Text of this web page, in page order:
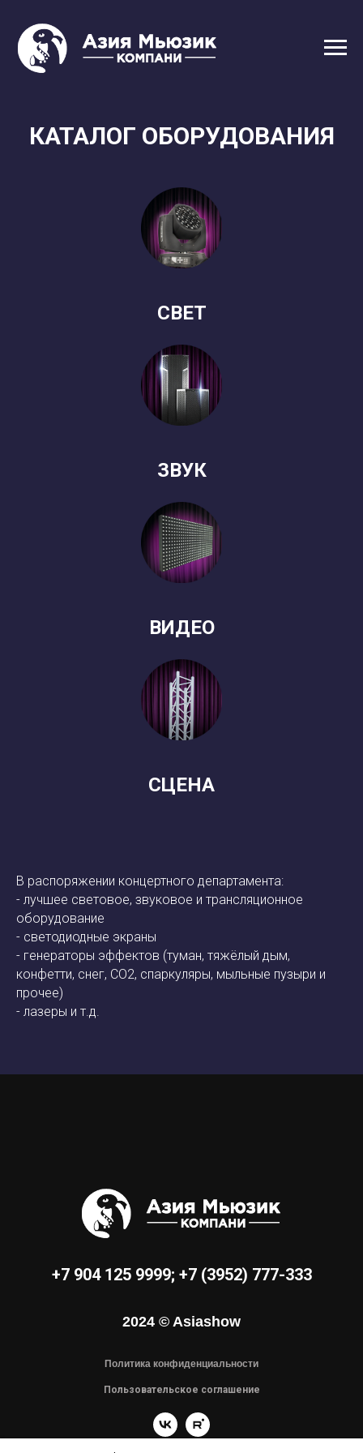
КАТАЛОГ ОБОРУДОВАНИЯ
СВЕТ
ЗВУК
ВИДЕО
СЦЕНА
В распоряжении концертного департамента:
- лучшее световое, звуковое и трансляционное
оборудование
- светодиодные экраны
- генераторы эффектов (туман, тяжёлый дым,
конфетти, снег, СО2, спаркуляры, мыльные пузыри и
прочее)
- лазеры и т.д.
+7 904 125 9999; +7 (3952) 777-333
2024 © Asiashow
Политика конфиденциальности
Пользовательское соглашение